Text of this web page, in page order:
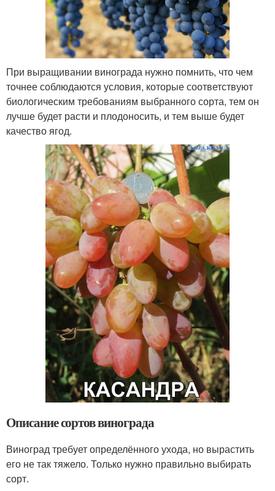
При выращивании винограда нужно помнить, что чем
точнее соблюдаются условия, которые соответствуют
биологическим требованиям выбранного сорта, тем он
лучше будет расти и плодоносить, и тем выше будет
качество ягод.
Описание сортов винограда
Виноград требует определённого ухода, но вырастить
его не так тяжело. Только нужно правильно выбирать
сорт.